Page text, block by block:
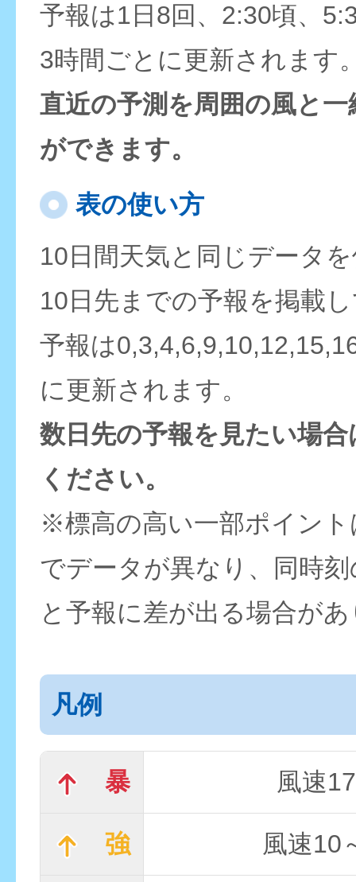
予報は1日8回、2:30頃、
3時間ごとに更新されます
直近の予測を周囲の風と
ができます。
表の使い方
10日間天気と同じデータ
10日先までの予報を掲載
予報は
に更新されます。
数日先の予報を見たい場
ください。
※標高の高い一部ポイン
でデータが異なり、同時
と予報に差が出る場合が
凡例
暴 風速
強 風速10